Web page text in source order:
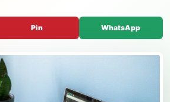
Pin WhatsApp